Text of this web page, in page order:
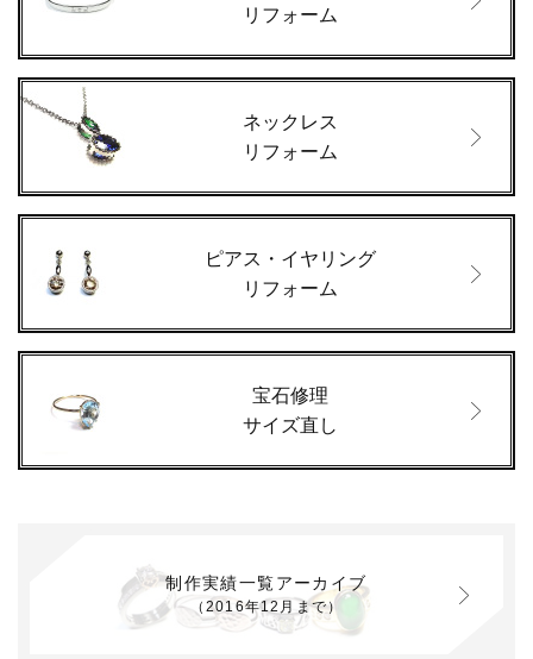
リフォーム
ネックレス
リフォーム
ピアス・イヤリング
リフォーム
宝石修理
サイズ直し
制作実績一覧アーカイブ
（2016年12月まで）